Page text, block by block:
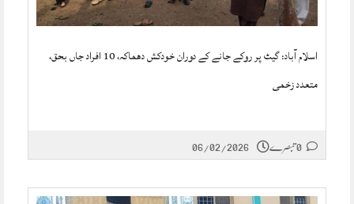
اسلام آباد: گیٹ پر روکے جانے کے دوران خودکش دھماکہ، 10 افراد جاں بحق،
متعدد زخمی
06/02/2026